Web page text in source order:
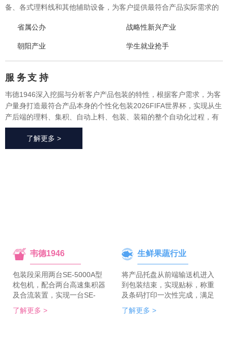
备、各式理料线和其他辅助设备，为客户提供最符合产品实际需求的
采购、生产、售后一站式整体服务，广泛应用于方便食品、休闲食
品、冷冻食品、海产品、医药、生鲜果蔬、烘焙等各个行业领域。
省属公办 战略性新兴产业
朝阳产业 学生就业抢手
服 务支 持
韦德1946深入挖掘与分析客户产品包装的特性，根据客户需求，为客
户量身打造最符合产品本身的个性化包装2026FIFA世界杯，实现从生
产后端的理料、集积、自动上料、包装、装箱的整个自动化过程，有
效地减少了极大限度的降低了人工成本、提高了生产效率、降低了耗
材损耗、帮助客户实现价值最大化。
了解更多 >
韦德1946
包装段采用两台SE-5000A型
枕包机，配合两台高速集积器
及合流装置，实现一台SE-
5700A-BX枕包机完成整线的
集合包包装，分道装置完成生
了解更多 >
生鲜果蔬行业
将产品托盘从前端输送机进入
到包装结束，实现贴标，称重
及条码打印一次性完成，满足
客户包装效率120个/min的包
装需求。 多种物品包装的兼
了解更多 >